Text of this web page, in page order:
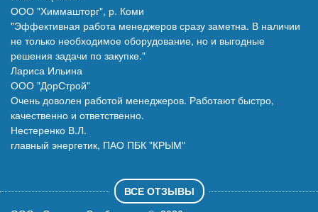
ООО "Химмашторг", р. Коми
"Эффективная работа менеджеров сразу заметна. В наличии
не только необходимое оборудование, но и выгодные
решения задачи по закупке."
Лариса Ильина
ООО "ДорСтрой"
Очень доволен работой менеджеров. Работают быстро,
качественно и ответственно.
Нестеренко В.Л.
главный энергетик, ПАО ПБК "КРЫМ"
ВСЕ ОТЗЫВЫ